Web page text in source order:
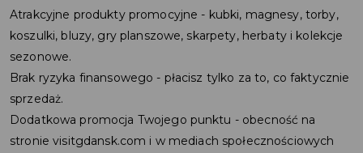
Atrakcyjne produkty promocyjne - kubki, magnesy, torby,
koszulki, bluzy, gry planszowe, skarpety, herbaty i kolekcje
sezonowe.
Brak ryzyka finansowego - płacisz tylko za to, co faktycznie
sprzedaż.
Dodatkowa promocja Twojego punktu - obecność na
stronie visitgdansk.com i w mediach społecznościowych